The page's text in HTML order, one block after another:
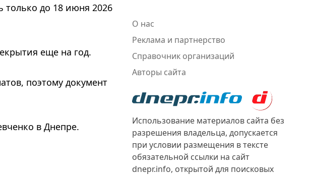
до 18 июня 2026
еще на год.
поэтому документ
в Днепре.
О нас
Реклама и партнерство
Справочник организаций
Авторы сайта
Использование материалов сайта без
разрешения владельца, допускается
при условии размещения в тексте
обязательной ссылки на сайт
dnepr.info, открытой для поисковых